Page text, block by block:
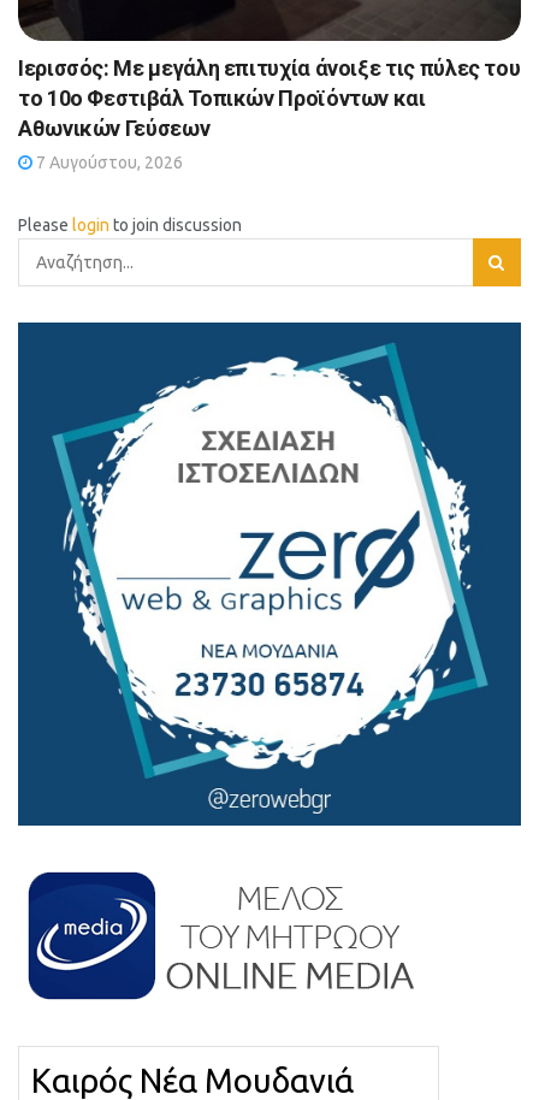
Ιερισσός: Με μεγάλη επιτυχία άνοιξε τις πύλες του
το 10ο Φεστιβάλ Τοπικών Προϊόντων και
Αθωνικών Γεύσεων
7 Αυγούστου, 2026
Please login to join discussion
Καιρός Νέα Μουδανιά